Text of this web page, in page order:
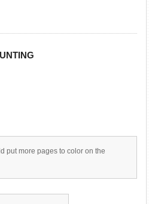
put more pages to color on the